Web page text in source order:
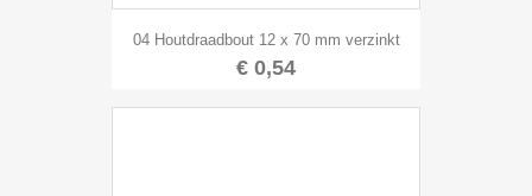
04 Houtdraadbout 12 x 70 mm verzinkt
€ 0,54